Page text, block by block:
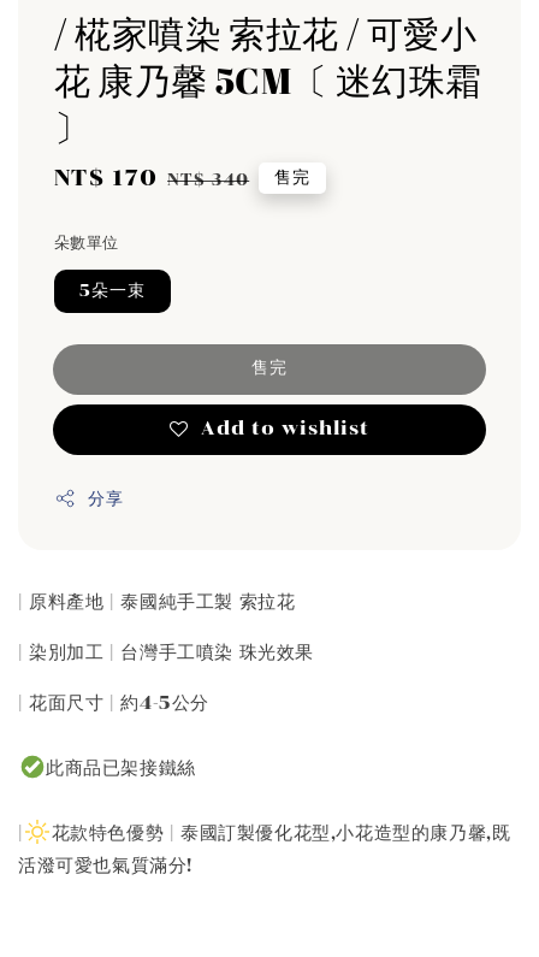
/ 椛家噴染 索拉花 / 可愛小
花 康乃馨 5CM〔 迷幻珠霜
〕
Sale
NT$ 170 Regular
NT$ 340 售完
朵數單位
5朵一束
售完
Add to wishlist
分享
| 原料產地 | 泰國純手工製 索拉花
| 染別加工 | 台灣手工噴染 珠光效果
| 花面尺寸 | 約4-5公分
此商品已架接鐵絲
花款特色優勢 | 泰國訂製優化花型,小花造型的康乃馨,既
活潑可愛也氣質滿分!